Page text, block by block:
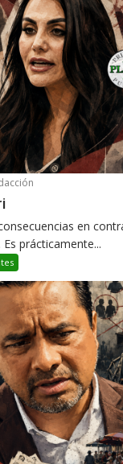
en
prácticamente...